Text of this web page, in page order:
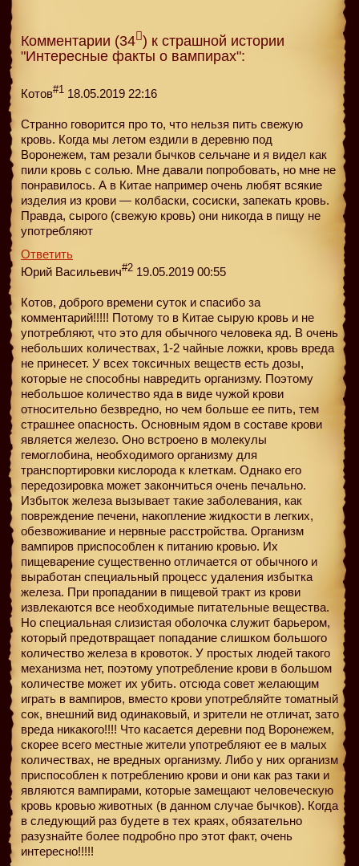
Комментарии (34 ) к страшной истории
"Интересные факты о вампирах":
Котов#1 18.05.2019 22:16
Странно говорится про то, что нельзя пить свежую
кровь. Когда мы летом ездили в деревню под
Воронежем, там резали бычков сельчане и я видел как
пили кровь с солью. Мне давали попробовать, но мне не
понравилось. А в Китае например очень любят всякие
изделия из крови — колбаски, сосиски, запекать кровь.
Правда, сырого (свежую кровь) они никогда в пищу не
употребляют
Ответить
Юрий Васильевич#2 19.05.2019 00:55
Котов, доброго времени суток и спасибо за
комментарий!!!!! Потому то в Китае сырую кровь и не
употребляют, что это для обычного человека яд. В очень
небольших количествах, 1-2 чайные ложки, кровь вреда
не принесет. У всех токсичных веществ есть дозы,
которые не способны навредить организму. Поэтому
небольшое количество яда в виде чужой крови
относительно безвредно, но чем больше ее пить, тем
страшнее опасность. Основным ядом в составе крови
является железо. Оно встроено в молекулы
гемоглобина, необходимого организму для
транспортировки кислорода к клеткам. Однако его
передозировка может закончиться очень печально.
Избыток железа вызывает такие заболевания, как
повреждение печени, накопление жидкости в легких,
обезвоживание и нервные расстройства. Организм
вампиров приспособлен к питанию кровью. Их
пищеварение существенно отличается от обычного и
выработан специальный процесс удаления избытка
железа. При пропадании в пищевой тракт из крови
извлекаются все необходимые питательные вещества.
Но специальная слизистая оболочка служит барьером,
который предотвращает попадание слишком большого
количество железа в кровоток. У простых людей такого
механизма нет, поэтому употребление крови в большом
количестве может их убить. отсюда совет желающим
играть в вампиров, вместо крови употребляйте томатный
сок, внешний вид одинаковый, и зрители не отличат, зато
вреда никакого!!!! Что касается деревни под Воронежем,
скорее всего местные жители употребляют ее в малых
количествах, не вредных организму. Либо у них организм
приспособлен к потреблению крови и они как раз таки и
являются вампирами, которые замещают человеческую
кровь кровью животных (в данном случае бычков). Когда
в следующий раз будете в тех краях, обязательно
разузнайте более подробно про этот факт, очень
интересно!!!!!